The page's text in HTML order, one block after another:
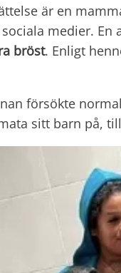
är en
medier. En
bröst. Enligt
försökte
sitt barn på,